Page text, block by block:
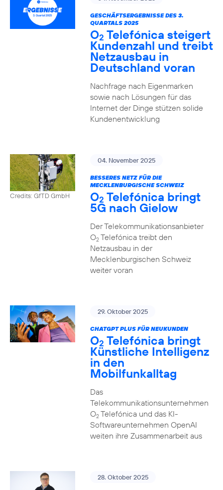
GESCHÄFTSERGEBNISSE DES 3.
QUARTALS 2025
O2 Telefónica steigert
Kundenzahl und treibt
Netzausbau in
Deutschland voran
Nachfrage nach Eigenmarken
sowie nach Lösungen für das
Internet der Dinge stützen solide
Kundenentwicklung
Credits: GfTD GmbH
04. November 2025
BESSERES NETZ FÜR DIE
MECKLENBURGISCHE SCHWEIZ
O2 Telefónica bringt
5G nach Gielow
Der Telekommunikationsanbieter
O2Telefónica treibt den
Netzausbau in der
Mecklenburgischen Schweiz
weiter voran
29. Oktober 2025
CHATGPT PLUS FÜR NEUKUNDEN
O2 Telefónica bringt
Künstliche Intelligenz
in den
Mobilfunkalltag
Das
Telekommunikationsunternehmen
O2Telefónica und das KI-
Softwareunternehmen OpenAI
weiten ihre Zusammenarbeit aus
28. Oktober 2025